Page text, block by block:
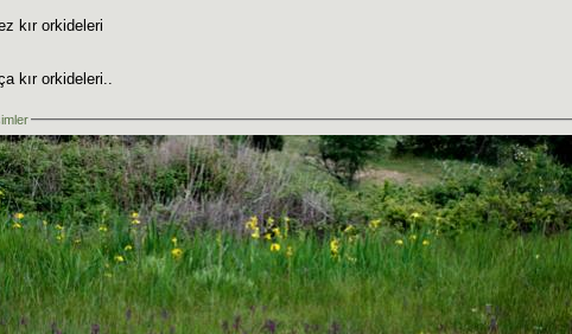
kır orkideleri
kır orkideleri..